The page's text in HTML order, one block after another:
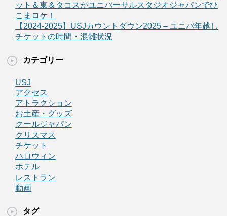
ット＆東＆タコスがユニバーサルスタジオジャパンでひ
こまロケ！
【2024-2025】USJカウントダウン2025 – ユニバ年越し
チケットの時間・混雑状況
カテゴリー
USJ
アクセス
アトラクション
お土産・グッズ
クールジャパン
クリスマス
チケット
ハロウィン
ホテル
レストラン
動画
タグ